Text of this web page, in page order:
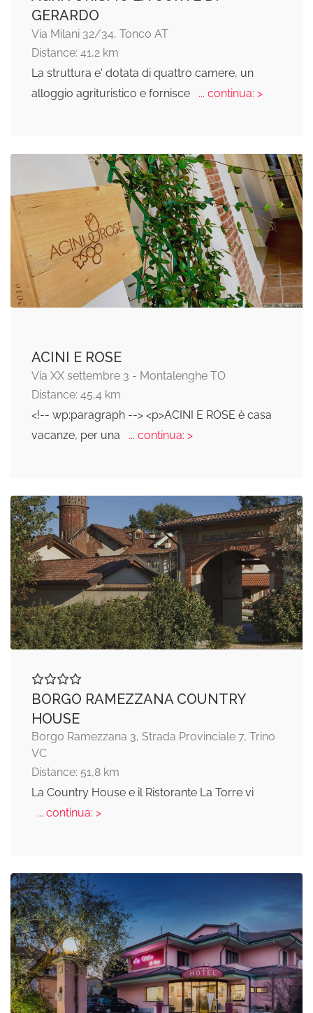
GERARDO
Via Milani 32/34, Tonco AT
Distance: 41,2 km
La struttura e' dotata di quattro camere, un
alloggio agrituristico e fornisce
... continua: >
ACINI E ROSE
Via XX settembre 3 - Montalenghe TO
Distance: 45,4 km
<!-- wp:paragraph --> <p>ACINI E ROSE è casa
vacanze, per una
... continua: >
BORGO RAMEZZANA COUNTRY
HOUSE
Borgo Ramezzana 3, Strada Provinciale 7, Trino
VC
Distance: 51,8 km
La Country House e il Ristorante La Torre vi
... continua: >